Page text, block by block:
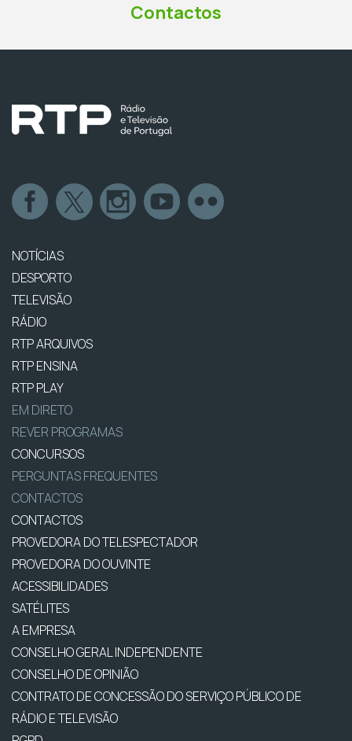
Contactos
NOTÍCIAS
DESPORTO
TELEVISÃO
RÁDIO
RTP ARQUIVOS
RTP ENSINA
RTP PLAY
EM DIRETO
REVER PROGRAMAS
CONCURSOS
PERGUNTAS FREQUENTES
CONTACTOS
CONTACTOS
PROVEDORA DO TELESPECTADOR
PROVEDORA DO OUVINTE
ACESSIBILIDADES
SATÉLITES
A EMPRESA
CONSELHO GERAL INDEPENDENTE
CONSELHO DE OPINIÃO
CONTRATO DE CONCESSÃO DO SERVIÇO PÚBLICO DE
RÁDIO E TELEVISÃO